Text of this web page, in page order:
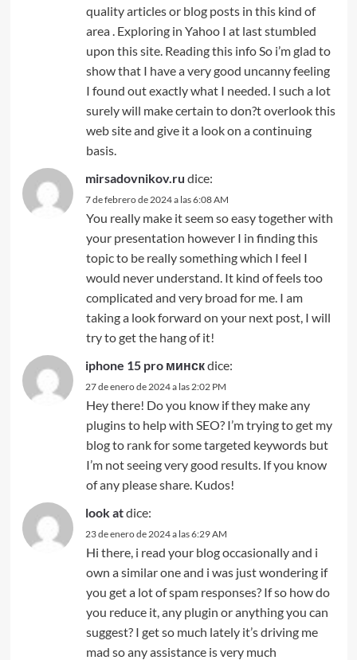
quality articles or blog posts in this kind of
area . Exploring in Yahoo I at last stumbled
upon this site. Reading this info So i’m glad to
show that I have a very good uncanny feeling
I found out exactly what I needed. I such a lot
surely will make certain to don?t overlook this
web site and give it a look on a continuing
basis.
mirsadovnikov.ru dice:
7 de febrero de 2024 a las 6:08 AM
You really make it seem so easy together with
your presentation however I in finding this
topic to be really something which I feel I
would never understand. It kind of feels too
complicated and very broad for me. I am
taking a look forward on your next post, I will
try to get the hang of it!
iphone 15 pro минскdice:
27 de enero de 2024 a las 2:02 PM
Hey there! Do you know if they make any
plugins to help with SEO? I’m trying to get my
blog to rank for some targeted keywords but
I’m not seeing very good results. If you know
of any please share. Kudos!
look atdice:
23 de enero de 2024 a las 6:29 AM
Hi there, i read your blog occasionally and i
own a similar one and i was just wondering if
you get a lot of spam responses? If so how do
you reduce it, any plugin or anything you can
suggest? I get so much lately it’s driving me
mad so any assistance is very much